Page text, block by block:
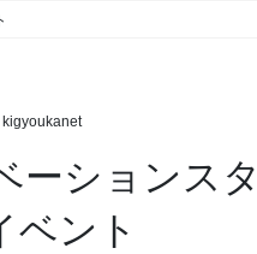
kigyoukanet
ーションス
ベント